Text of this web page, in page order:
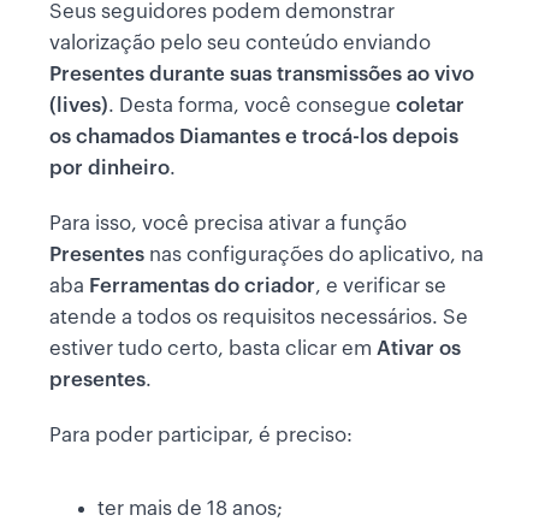
Seus seguidores podem demonstrar
valorização pelo seu conteúdo enviando
Presentes durante suas transmissões ao vivo
(lives). Desta forma, você consegue coletar
os chamados Diamantes e trocá-los depois
por dinheiro.
Para isso, você precisa ativar a função
Presentes nas configurações do aplicativo, na
aba Ferramentas do criador, e verificar se
atende a todos os requisitos necessários. Se
estiver tudo certo, basta clicar em Ativar os
presentes.
Para poder participar, é preciso:
ter mais de 18 anos;